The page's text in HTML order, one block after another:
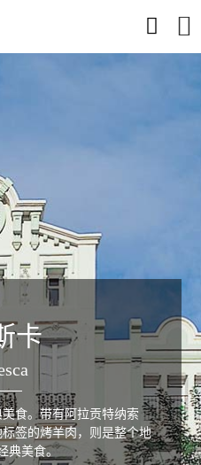
 
卡
食。带有阿拉贡特纳索
标签的烤羊肉，则是整个地
典美食。